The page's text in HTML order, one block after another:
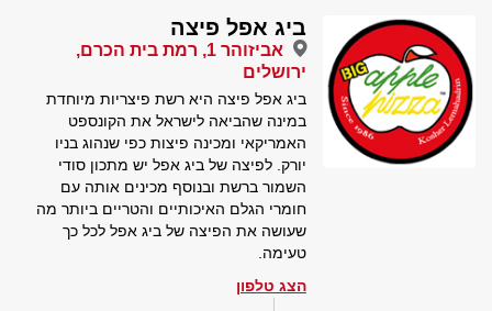
ביג אפל פיצה
אביזוהר 1, רמת בית הכרם,
ירושלים
ביג אפל פיצה היא רשת פיצריות מיוחדת
במינה שהביאה לישראל את הקונספט
האמריקאי ומכינה פיצות כפי שנהוג בניו
יורק. לפיצה של ביג אפל יש מתכון סודי
השמור ברשת ובנוסף מכינים אותה עם
חומרי הגלם האיכותיים והטריים ביותר מה
שעושה את הפיצה של ביג אפל לכל כך
טעימה.
הצג טלפון